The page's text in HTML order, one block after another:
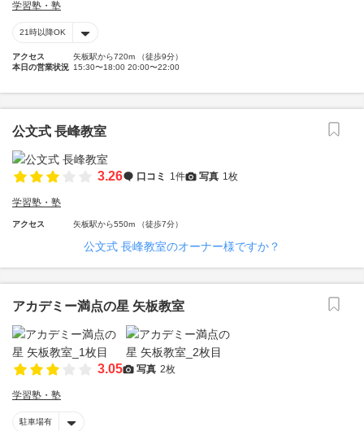
学習塾・塾
21時以降OK
アクセス
矢板駅から720m （徒歩9分）
本日の営業状況 15:30〜18:00 20:00〜22:00
公文式 長峰教室
3.26 口コミ 1件 写真 1枚
学習塾・塾
アクセス 矢板駅から550m （徒歩7分）
公文式 長峰教室のオーナー様ですか？
アカデミー満点の星 矢板教室
3.05 写真 2枚
学習塾・塾
駐車場有